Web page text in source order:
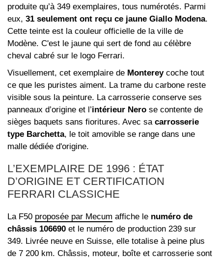
produite qu’à 349 exemplaires, tous numérotés. Parmi
eux, 31 seulement ont reçu ce jaune Giallo Modena.
Cette teinte est la couleur officielle de la ville de
Modène. C'est le jaune qui sert de fond au célèbre
cheval cabré sur le logo Ferrari.
Visuellement, cet exemplaire de Montereycoche tout
ce que les puristes aiment. La trame du carbone reste
visible sous la peinture. La carrosserie conserve ses
panneaux d’origine et l’intérieur Nero se contente de
sièges baquets sans fioritures. Avec sa carrosserie
type Barchetta, le toit amovible se range dans une
malle dédiée d'origine.
L’EXEMPLAIRE DE 1996 : ÉTAT
D’ORIGINE ET CERTIFICATION
FERRARI CLASSICHE
La F50 proposée par Mecum affiche le numéro de
châssis 106690 et le numéro de production 239 sur
349. Livrée neuve en Suisse, elle totalise à peine plus
de 7 200 km. Châssis, moteur, boîte et carrosserie sont